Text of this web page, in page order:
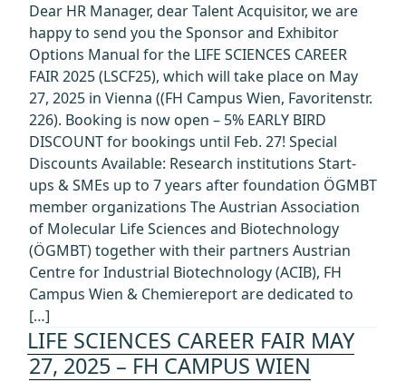
Dear HR Manager, dear Talent Acquisitor, we are
happy to send you the Sponsor and Exhibitor
Options Manual for the LIFE SCIENCES CAREER
FAIR 2025 (LSCF25), which will take place on May
27, 2025 in Vienna ((FH Campus Wien, Favoritenstr.
226). Booking is now open – 5% EARLY BIRD
DISCOUNT for bookings until Feb. 27! Special
Discounts Available: Research institutions Start-
ups & SMEs up to 7 years after foundation ÖGMBT
member organizations The Austrian Association
of Molecular Life Sciences and Biotechnology
(ÖGMBT) together with their partners Austrian
Centre for Industrial Biotechnology (ACIB), FH
Campus Wien & Chemiereport are dedicated to
[…]
LIFE SCIENCES CAREER FAIR MAY
27, 2025 – FH CAMPUS WIEN